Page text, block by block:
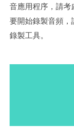
音應用程序，請考
要開始錄製音頻
錄製工具。